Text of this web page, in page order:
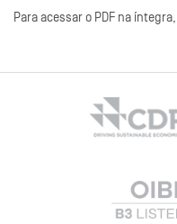
Para acessar o PDF na